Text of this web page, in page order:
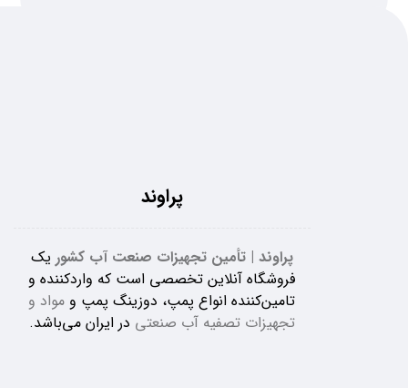
پراوند
پراوند | تأمین تجهیزات صنعت آب کشور یک
فروشگاه آنلاین تخصصی است که واردکننده و
تامین‌کننده انواع پمپ، دوزینگ پمپ و مواد و
تجهیزات تصفیه آب صنعتی در ایران می‌باشد.